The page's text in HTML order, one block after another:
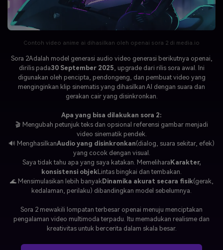
Sora 2Adalah model generasi audio video generasi berikutnya openai,
dirilis pada30 September 2025 , upgrade dari rilis sora awal. Ini
digunakan oleh pencipta, pendongeng, dan pembuat video yang
menginginkan klip sinematis yang dihasilkan AI dengan suara dan
gerakan cair yang disinkronkan.
Apa yang bisa dilakukan sora 2:
🎬 Mengubah petunjuk teks dan opsional referensi gambar menjadi
video sinematik pendek.
🔊 MenghasilkanAudio yang disinkronkan(dialog, suara sekitar, efek)
yang cocok dengan visual.
Saya tidak tahu apa yang saya katakan. Memelihara Karakter,
konsistensi objek Lintas bingkai dan tembakan.
🌊 Mensimulasikan lebih banyak Dinamika akurat secara fisik(gerak,
kedalaman, perilaku) dibandingkan model sebelumnya.
Sora 2 mewakili lompatan terbesar openai menuju menciptakan
pengalaman video multimoda terpadu. Itu memadukan realisme dan
kreativitas untuk bercerita dalam skala besar.
Contoh video anime ai dihasilkan oleh openai sora 2 di media.io